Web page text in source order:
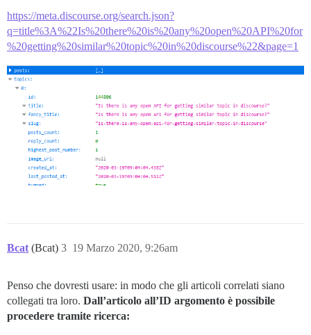
https://meta.discourse.org/search.json?
q=title%3A%22Is%20there%20is%20any%20open%20API%20for
%20getting%20similar%20topic%20in%20discourse%22&page=1
Bcat (Bcat) 19 Marzo 2020, 9:26am
3
Penso che dovresti usare: in modo che gli articoli correlati siano
collegati tra loro. Dall’articolo all’ID argomento è possibile
procedere tramite ricerca: